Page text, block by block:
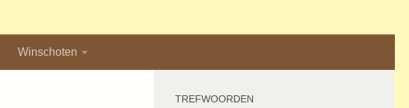
Winschoten
TREFWOORDEN